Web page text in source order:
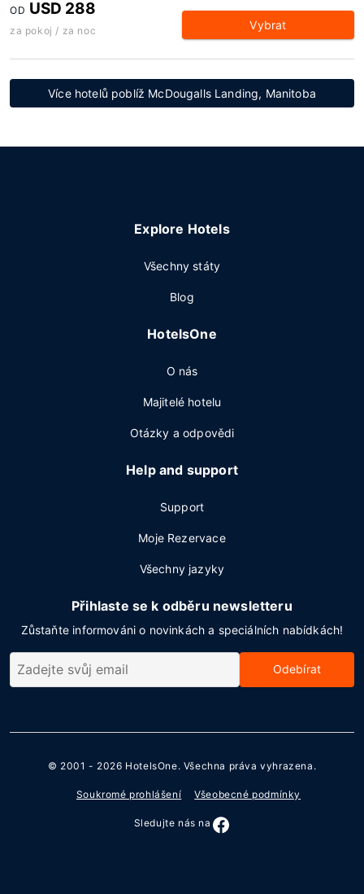
OD USD 288
za pokoj / za noc Vybrat
Více hotelů poblíž McDougalls Landing, Manitoba
Explore Hotels
Všechny státy
Blog
HotelsOne
O nás
Majitelé hotelu
Otázky a odpovědi
Help and support
Support
Moje Rezervace
Všechny jazyky
Přihlaste se k odběru newsletteru
Zůstaňte informováni o novinkách a speciálních nabídkách!
Odebírat
© 2001 - 2026 HotelsOne. Všechna práva vyhrazena.
Soukromé prohlášení Všeobecné podmínky
Sledujte nás na